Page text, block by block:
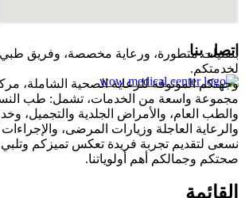
اتصل بنا
بتقنيات متطورة، ورعاية مخصصة، وفريق
لخدمتكم.
وجهتكم الموثوقة للرعاية الصحية الشاملة،
مجموعة واسعة من الخدمات، تشمل: طب
والطب العام، والأمراض الجلدية والتجميل،
والرعاية العاجلة وزيارات المرضى، والإجراءات
نسعى لتقديم تجربة فريدة تعكس تميزكم وتلبي
صحتكم وجمالكم أهم أولوياتنا.
القائمة